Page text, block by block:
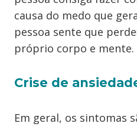
causa do medo que
pessoa sente que
próprio corpo e mente.
Crise de
Em geral, os sintomas